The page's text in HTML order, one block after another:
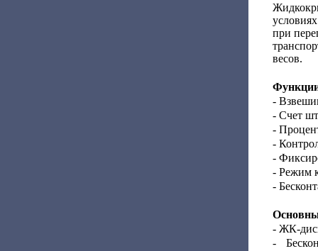
при
весов.
-
- Счет
-
-
-
- Режим
-
- ЖК-
-